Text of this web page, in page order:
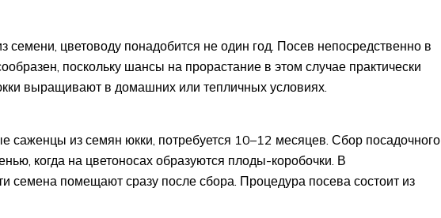
семени, цветоводу понадобится не один год. Посев непосредственно в
поскольку шансы на прорастание в этом случае практически
выращивают в домашних или тепличных условиях.
саженцы из семян юкки, потребуется 10–12 месяцев. Сбор посадочного
когда на цветоносах образуются плоды-коробочки. В
семена помещают сразу после сбора. Процедура посева состоит из